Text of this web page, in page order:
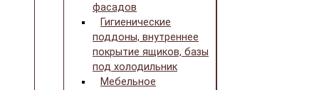
фасадов
Гигиенические
поддоны, внутреннее
покрытие ящиков, базы
под холодильник
Мебельное